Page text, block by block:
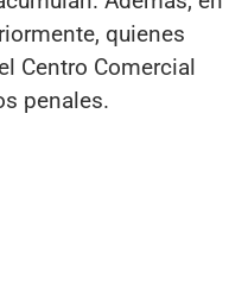
quienes
Centro Comercial
penales.